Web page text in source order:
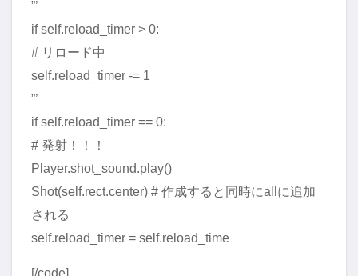
”’
if self.reload_timer > 0:
# リロード中
self.reload_timer -= 1
”’
if self.reload_timer == 0:
# 発射！！！
Player.shot_sound.play()
Shot(self.rect.center) # 作成すると同時にallに追加
される
self.reload_timer = self.reload_time